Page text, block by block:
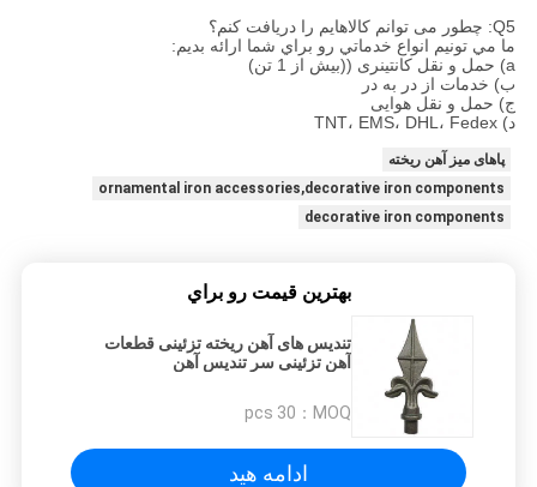
Q5: چطور می توانم کالاهایم را دریافت کنم؟
ما مي تونيم انواع خدماتي رو براي شما ارائه بديم:
a) حمل و نقل کانتینری ((بیش از 1 تن)
ب) خدمات از در به در
ج) حمل و نقل هوایی
د) TNT، EMS، DHL، Fedex
پاهای میز آهن ریخته
ornamental iron accessories,decorative iron components
decorative iron components
بهترين قيمت رو براي
تندیس های آهن ریخته تزئینی قطعات
آهن تزئینی سر تندیس آهن
MOQ：
30 pcs
ادامه هید